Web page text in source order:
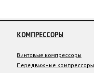
КОМПРЕССОРЫ
Винтовые компрессоры
Передвижные компрессоры